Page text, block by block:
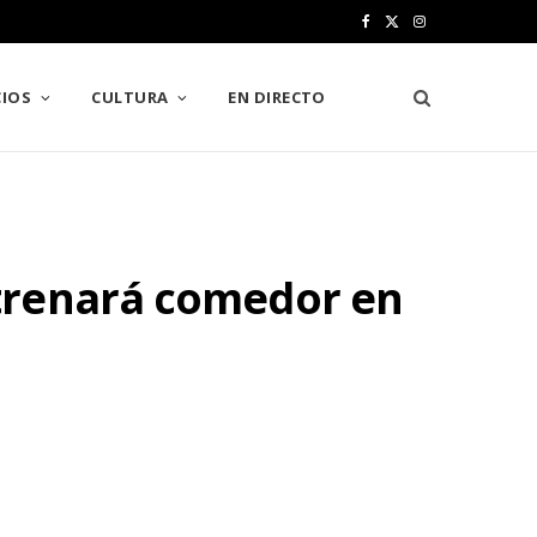
e w
I
s
t
CULTURA EN DIRECTO
comedor en